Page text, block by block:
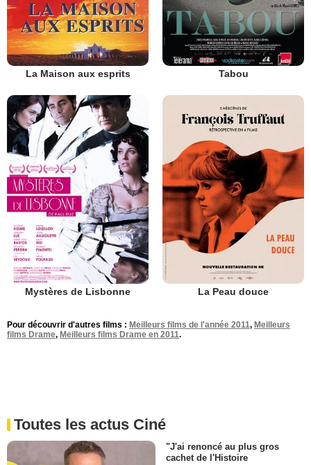
La Maison aux esprits Tabou
Mystères de Lisbonne La Peau douce
Pour découvrir d'autres films : Meilleurs films de l'année 2011, Meilleurs
films Drame, Meilleurs films Drame en 2011.
Toutes les actus Ciné
"J'ai renoncé au plus gros
cachet de l'Histoire